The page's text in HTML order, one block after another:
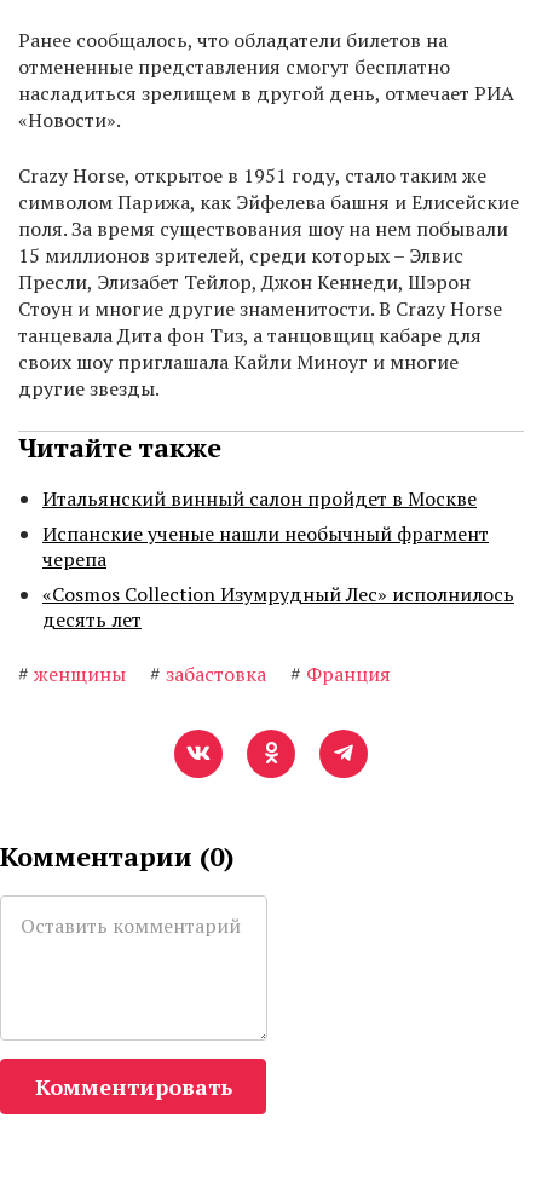
Ранее сообщалось, что обладатели билетов на
отмененные представления смогут бесплатно
насладиться зрелищем в другой день, отмечает РИА
«Новости».
Crazy Horse, открытое в 1951 году, стало таким же
символом Парижа, как Эйфелева башня и Елисейские
поля. За время существования шоу на нем побывали
15 миллионов зрителей, среди которых – Элвис
Пресли, Элизабет Тейлор, Джон Кеннеди, Шэрон
Стоун и многие другие знаменитости. В Crazy Horse
танцевала Дита фон Тиз, а танцовщиц кабаре для
своих шоу приглашала Кайли Миноуг и многие
другие звезды.
Читайте также
Итальянский винный салон пройдет в Москве
Испанские ученые нашли необычный фрагмент
черепа
«Cosmos Collection Изумрудный Лес» исполнилось
десять лет
# женщины # забастовка # Франция
Комментарии (0)
Комментировать